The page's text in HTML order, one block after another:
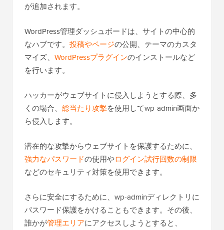
が追加されます。
WordPress管理ダッシュボードは、サイトの中心的
なハブです。 投稿やページの公開、テーマのカスタ
マイズ、 WordPressプラグインのインストールなど
を行います。
ハッカーがウェブサイトに侵入しようとする際、多
くの場合、 総当たり攻撃を使用してwp-admin画面か
ら侵入します。
潜在的な攻撃からウェブサイトを保護するために、
強力なパスワードの使用やログイン試行回数の制限
などのセキュリティ対策を使用できます。
さらに安全にするために、wp-adminディレクトリに
パスワード保護をかけることもできます。その後、
誰かが管理エリアにアクセスしようとすると、